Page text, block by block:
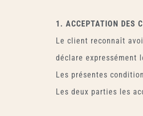
1. ACCEPTATION DES
Le client reconnaît
déclare expressément
Les présentes
Les deux parties les